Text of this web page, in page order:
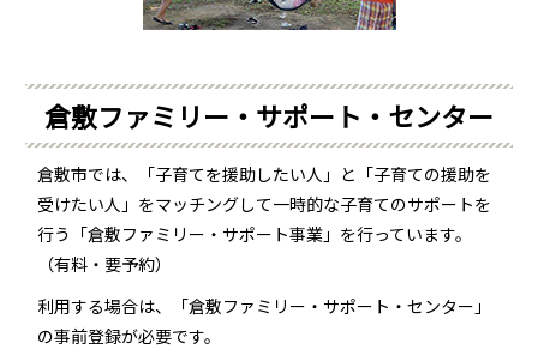
倉敷ファミリー・サポート・センター
倉敷市では、「子育てを援助したい人」と「子育ての援助を
受けたい人」をマッチングして一時的な子育てのサポートを
行う「倉敷ファミリー・サポート事業」を行っています。
（有料・要予約）
利用する場合は、「倉敷ファミリー・サポート・センター」
の事前登録が必要です。